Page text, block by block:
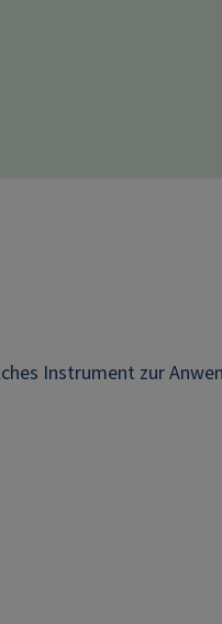
Instrument zur